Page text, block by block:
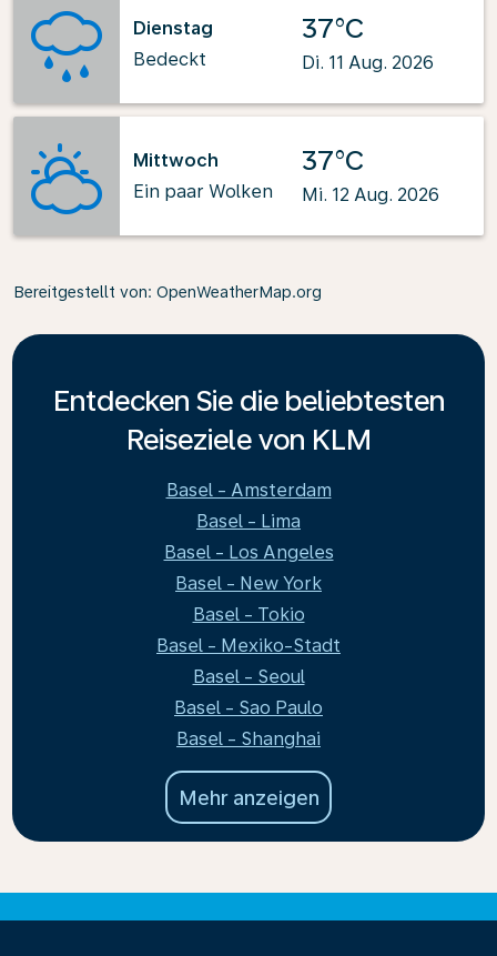
Dienstag
Bedeckt
37°C
Di. 11 Aug. 2026
Mittwoch
Ein paar Wolken
37°C
Mi. 12 Aug. 2026
Bereitgestellt von: OpenWeatherMap.org
Entdecken Sie die beliebtesten
Reiseziele von KLM
Basel - Amsterdam
Basel - Lima
Basel - Los Angeles
Basel - New York
Basel - Tokio
Basel - Mexiko-Stadt
Basel - Seoul
Basel - Sao Paulo
Basel - Shanghai
Mehr anzeigen